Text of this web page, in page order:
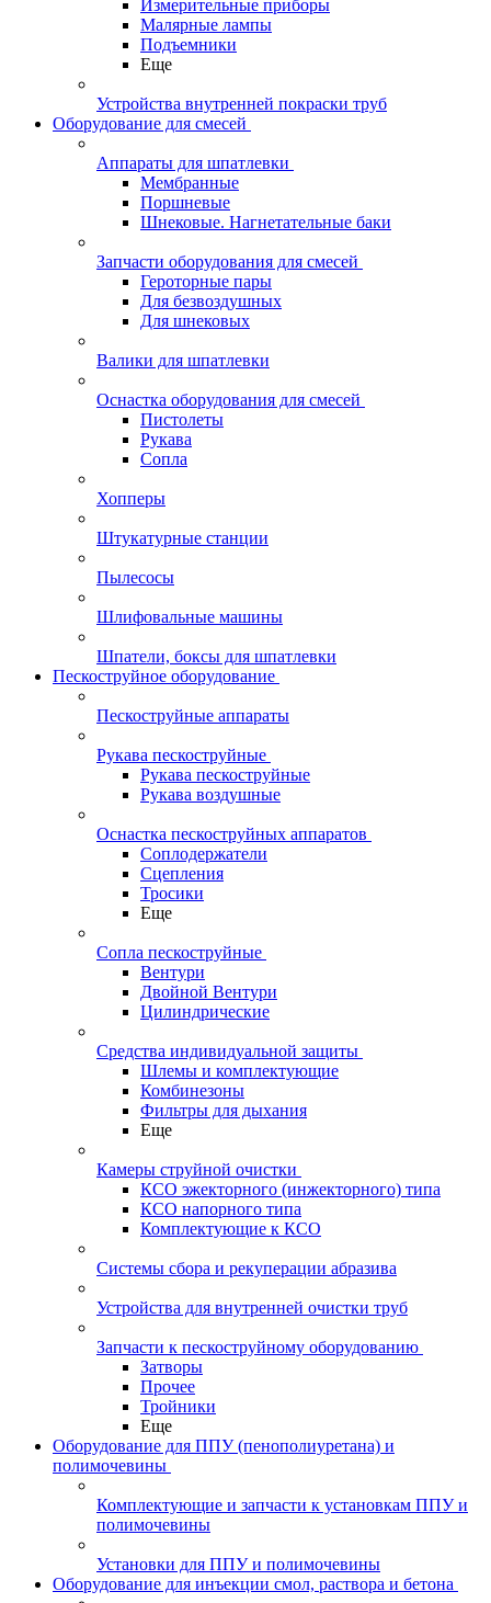
Измерительные приборы
Малярные лампы
Подъемники
Еще
Устройства внутренней покраски труб
Оборудование для смесей
Аппараты для шпатлевки
Мембранные
Поршневые
Шнековые. Нагнетательные баки
Запчасти оборудования для смесей
Героторные пары
Для безвоздушных
Для шнековых
Валики для шпатлевки
Оснастка оборудования для смесей
Пистолеты
Рукава
Сопла
Хопперы
Штукатурные станции
Пылесосы
Шлифовальные машины
Шпатели, боксы для шпатлевки
Пескоструйное оборудование
Пескоструйные аппараты
Рукава пескоструйные
Рукава пескоструйные
Рукава воздушные
Оснастка пескоструйных аппаратов
Соплодержатели
Сцепления
Тросики
Еще
Сопла пескоструйные
Вентури
Двойной Вентури
Цилиндрические
Средства индивидуальной защиты
Шлемы и комплектующие
Комбинезоны
Фильтры для дыхания
Еще
Камеры струйной очистки
КСО эжекторного (инжекторного) типа
КСО напорного типа
Комплектующие к КСО
Системы сбора и рекуперации абразива
Устройства для внутренней очистки труб
Запчасти к пескоструйному оборудованию
Затворы
Прочее
Тройники
Еще
Оборудование для ППУ (пенополиуретана) и
полимочевины
Комплектующие и запчасти к установкам ППУ и
полимочевины
Установки для ППУ и полимочевины
Оборудование для инъекции смол, раствора и бетона